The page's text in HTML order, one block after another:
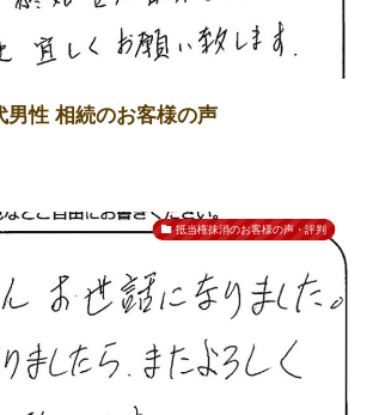
男性 相続のお客様の声
抵当権抹消のお客様の声・評判